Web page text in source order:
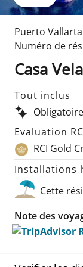
Puerto Vallarta
Numéro de
Casa
Tout inclus
Obligatoire
Evaluation
RCI Gold
Installations
Cette
Note des